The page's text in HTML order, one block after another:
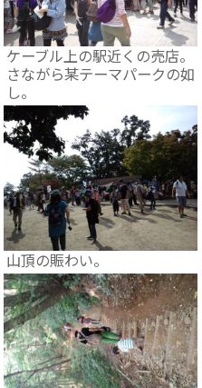
ケーブル上の駅近くの売店。
さながら某テーマパークの如
し。
山頂の賑わい。